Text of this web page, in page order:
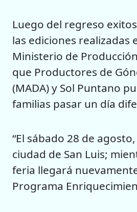
Luego del regreso
las ediciones realizadas
Ministerio de
que Productores de
(MADA) y Sol Puntano
familias pasar un día
“El sábado 28 de
ciudad de San Luis;
feria llegará
Programa